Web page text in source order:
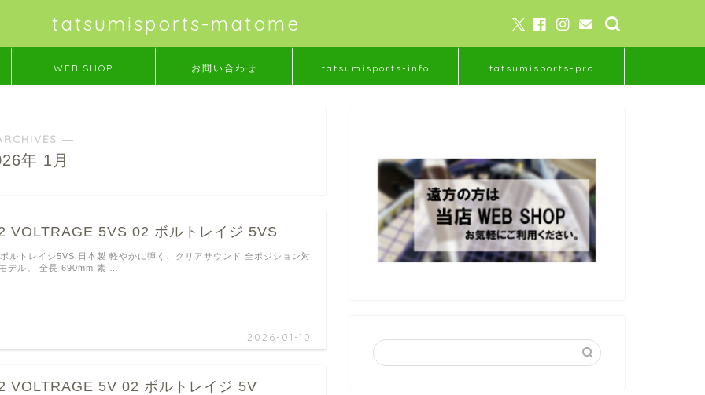
tatsumisports-matome
WEB SHOP お問い合わせ tatsumisports-info tatsumisports-pro
―
年 1月
VOLTRAGE 5VS 02 ボルトレイジ 5VS
2026-01-10
ルトレイジ5VS 日本製 軽やかに弾く、クリアサウンド 全ポジション対
デル。 全長 690mm 素 …
VOLTRAGE 5V 02 ボルトレイジ 5V